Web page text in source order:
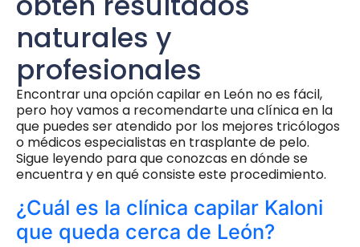
naturales y
profesionales
Encontrar una opción capilar en León no es fácil,
pero hoy vamos a recomendarte una clínica en la
que puedes ser atendido por los mejores tricólogos
o médicos especialistas en trasplante de pelo.
Sigue leyendo para que conozcas en dónde se
encuentra y en qué consiste este procedimiento.
¿Cuál es la clínica capilar Kaloni
que queda cerca de León?